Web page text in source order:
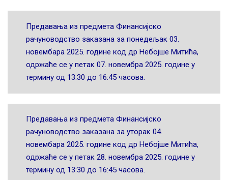
Предавања из предмета Финансијско
рачуноводство заказана за понедељак 03.
новембара 2025. године код др Небојше Митића,
одржаће се у петак 07. новембра 2025. године у
термину од 13:30 до 16:45 часова.
Предавања из предмета Финансијско
рачуноводство заказана за уторак 04.
новембара 2025. године код др Небојше Митића,
одржаће се у петак 28. новембра 2025. године у
термину од 13:30 до 16:45 часова.